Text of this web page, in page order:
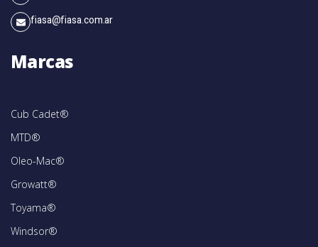
fiasa@fiasa.com.ar
Marcas
Cub Cadet®
MTD®
Oleo-Mac®
Growatt®
Toyama®
Windsor®